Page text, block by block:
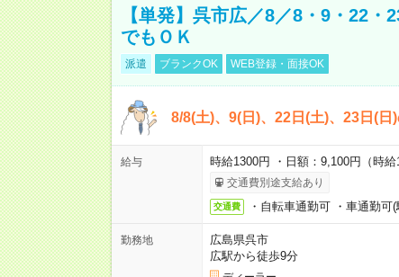
【単発】呉市広／8／8・9・22
でもＯＫ
派遣 ブランクOK WEB登録・面接OK
8/8(土)、9(日)、22日(土)、23日(日
給与 時給1300円 ・日額：9,100円（時給
交通費別途支給あり
交通費 ・自転車通勤可 ・車通勤可
勤務地
広島県呉市
広駅から徒歩9分